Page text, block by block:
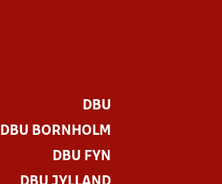
DBU
DBU BORNHOLM
DBU FYN